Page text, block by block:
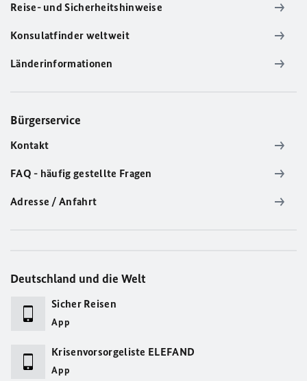
Reise- und Sicherheitshinweise
Konsulatfinder weltweit
Länderinformationen
Bürgerservice
Kontakt
FAQ - häufig gestellte Fragen
Adresse / Anfahrt
Deutschland und die Welt
Sicher Reisen
App
Krisenvorsorgeliste ELEFAND
App